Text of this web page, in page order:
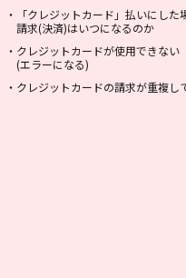
・
「クレジットカード」払いにした
請求(決済)はいつになるのか
・ クレジットカードが使用できない
(エラーになる)
・ クレジットカードの請求が重複し